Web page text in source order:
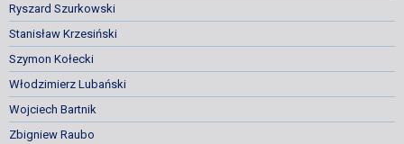
Ryszard Szurkowski
Stanisław Krzesiński
Szymon Kołecki
Włodzimierz Lubański
Wojciech Bartnik
Zbigniew Raubo